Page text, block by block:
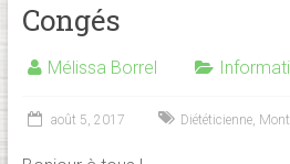
Congés
Mélissa Borrel
août 5, 2017 Diététicienne,